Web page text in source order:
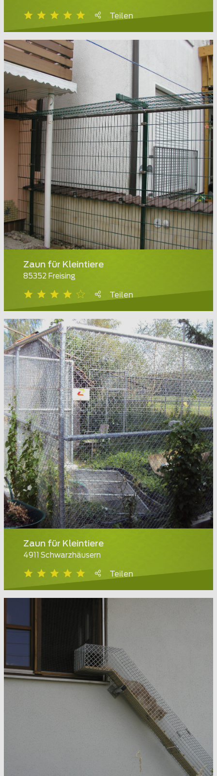
Teilen
Zaun für Kleintiere
85352 Freising
Teilen
Zaun für Kleintiere
4911 Schwarzhäusern
Teilen